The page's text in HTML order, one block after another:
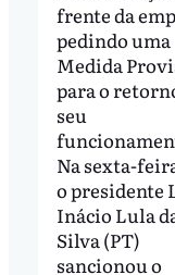
frente da
pedindo uma
Medida
para o
seu
Na sexta-
o presidente
Inácio Lula
Silva (PT)
sancionou o